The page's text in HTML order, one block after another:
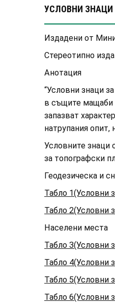
УСЛОВНИ ЗНАЦИ
Издадени от
Стереотипно
Анотация
“Условни знаци
в същите мащаби
запазват
натрупания
Условните знаци
за топографски
Геодезическа и
Табло 1(Условни
Табло 2(Условни
Населени места
Табло 3(Условни
Табло 4(Условни
Табло 5(Условни
Табло 6(Условни